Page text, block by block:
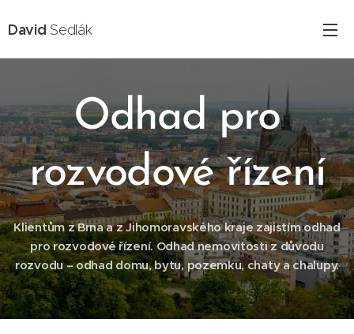
DavidSedlák
Odhad pro
rozvodové řízení
Klientům z Brna a z Jihomoravského kraje zajistím odhad
pro rozvodové řízení. Odhad nemovitosti z důvodu
rozvodu – odhad domu, bytu, pozemku, chaty a chalupy.